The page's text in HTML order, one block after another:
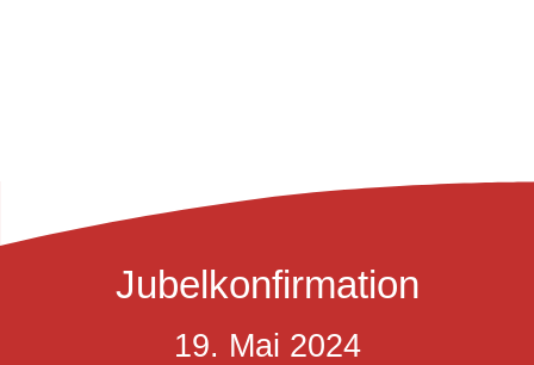
Jubelkonfirmation
19. Mai 2024